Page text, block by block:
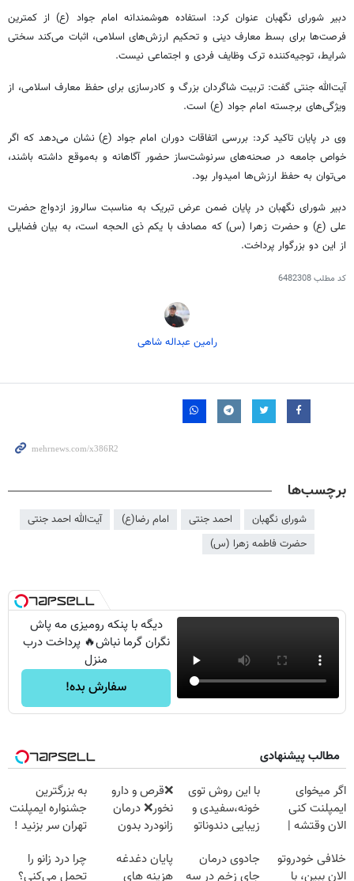
دبیر شورای نگهبان عنوان کرد: استفاده هوشمندانه امام جواد (ع) از کمترین
فرصت‌ها برای بسط معارف دینی و تحکیم ارزش‌های اسلامی، اثبات می‌کند سختی
شرایط، توجیه‌کننده ترک وظایف فردی و اجتماعی نیست.
آیت‌الله جنتی گفت: تربیت شاگردان بزرگ و کادرسازی برای حفظ معارف اسلامی، از
ویژگی‌های برجسته امام جواد (ع) است.
وی در پایان تاکید کرد: بررسی اتفاقات دوران امام جواد (ع) نشان می‌دهد که اگر
خواص جامعه در صحنه‌های سرنوشت‌ساز حضور آگاهانه و به‌موقع داشته باشند،
می‌توان به حفظ ارزش‌ها امیدوار بود.
دبیر شورای نگهبان در پایان ضمن عرض تبریک به مناسبت سالروز ازدواج حضرت
علی (ع) و حضرت زهرا (س) که مصادف با یکم ذی الحجه است، به بیان فضایلی
از این دو بزرگوار پرداخت.
کد مطلب6482308
رامین عبداله شاهی
برچسب‌ها
شورای نگهبان احمد جنتی امام رضا(ع)
آیت‌الله احمد جنتی
حضرت فاطمه زهرا (س)
دیگه با پنکه رومیزی مه پاش
نگران گرما نباش🔥 پرداخت درب
منزل
سفارش بده!
مطالب پیشنهادی
اگر میخوای
ایمپلنت کنی
الان وقتشه |
میلیون تومان!!!
با این روش توی
خونه،سفیدی و
زیبایی دندوناتو
(40%off)
❌قرص‌ و دارو
نخور❌ درمان
زانودرد بدون
به بزرگترین
جشنواره ایمپلنت
تهران سر بزنید !
میلیون !
خلافی خودروتو
الان ببین، با
جادوی درمان
جای زخم در سه
پایان دغدغه
هزینه های
چرا درد زانو را
تحمل می‌کنی؟